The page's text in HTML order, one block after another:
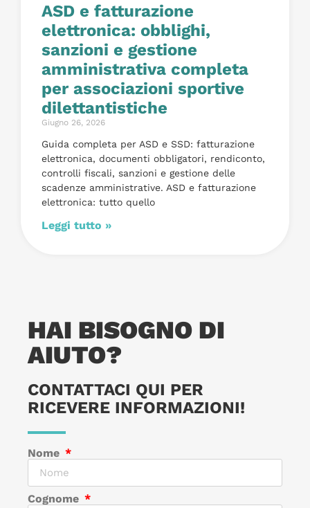
ASD e fatturazione
elettronica: obblighi,
sanzioni e gestione
amministrativa completa
per associazioni sportive
dilettantistiche
Giugno 26, 2026
Guida completa per ASD e SSD: fatturazione
elettronica, documenti obbligatori, rendiconto,
controlli fiscali, sanzioni e gestione delle
scadenze amministrative. ASD e fatturazione
elettronica: tutto quello
Leggi tutto »
HAI BISOGNO DI
AIUTO?
CONTATTACI QUI PER
RICEVERE INFORMAZIONI!
Nome
Cognome